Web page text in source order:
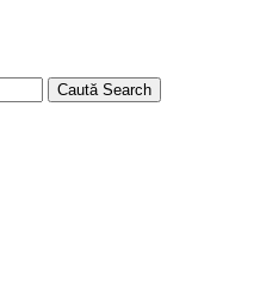
Caută Search